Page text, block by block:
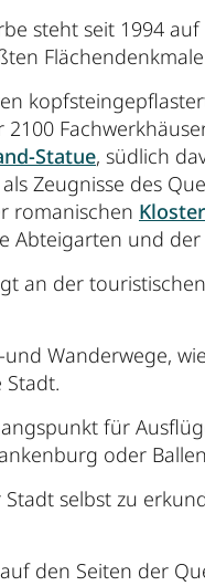
steht seit 1994
Statue, südlich
als Zeugnisse des
romanischen
Abteigarten und
an der
Wanderwege,
für
oder
selbst zu
den Seiten der